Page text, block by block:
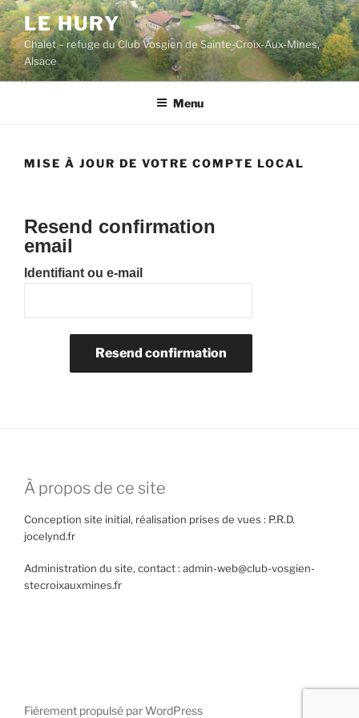
Aller
au
contenu
principal
LE HURY
Chalet – refuge du Club Vosgien de Sainte-Croix-Aux-Mines,
Alsace
Menu
MISE À JOUR DE VOTRE COMPTE LOCAL
Resend confirmation
email
Identifiant ou e-mail
À propos de ce site
Conception site initial, réalisation prises de vues : P.R.D.
jocelynd.fr
Administration du site, contact : admin-web@club-vosgien-
stecroixauxmines.fr
Fièrement propulsé par WordPress